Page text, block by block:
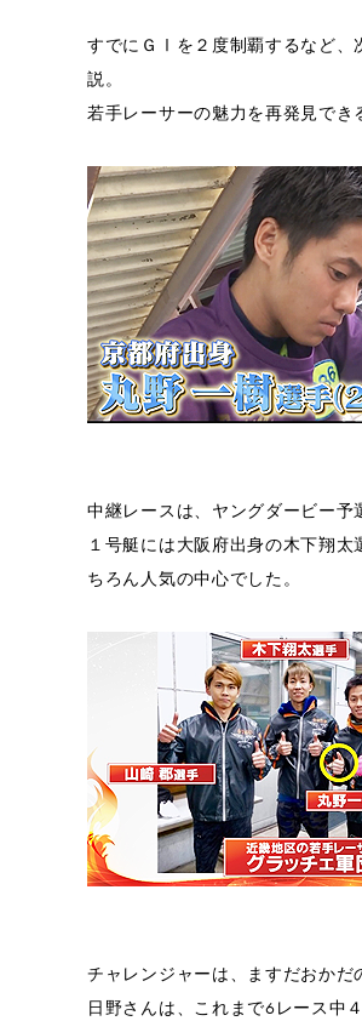
すでにＧⅠを２度制覇するなど、
説。
若手レーサーの魅力を再発見でき
中継レースは、ヤングダービー予
１号艇には大阪府出身の木下翔
ちろん人気の中心でした。
チャレンジャーは、ますだおかだ
日野さんは、これまで6レース中